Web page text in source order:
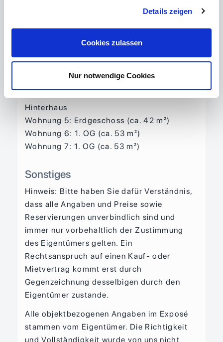
Details zeigen
Cookies zulassen
Nur notwendige Cookies
Wohnung 2: 1. OG rechts (ca. 103 m²)
Wohnung 3: 1. OG links (ca. 53 m²)
Wohnung 4: 2. OG/DG (ca. 78 m²)
Hinterhaus
Wohnung 5: Erdgeschoss (ca. 42 m²)
Wohnung 6: 1. OG (ca. 53 m²)
Wohnung 7: 1. OG (ca. 53 m²)
Sonstiges
Hinweis: Bitte haben Sie dafür Verständnis,
dass alle Angaben und Preise sowie
Reservierungen unverbindlich sind und
immer nur vorbehaltlich der Zustimmung
des Eigentümers gelten. Ein
Rechtsanspruch auf einen Kauf- oder
Mietvertrag kommt erst durch
Gegenzeichnung desselbigen durch den
Eigentümer zustande.
Alle objektbezogenen Angaben im Exposé
stammen vom Eigentümer. Die Richtigkeit
und Vollständigkeit wurde von uns nicht